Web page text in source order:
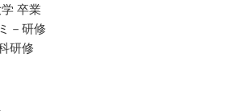
卒業
－研修
研修